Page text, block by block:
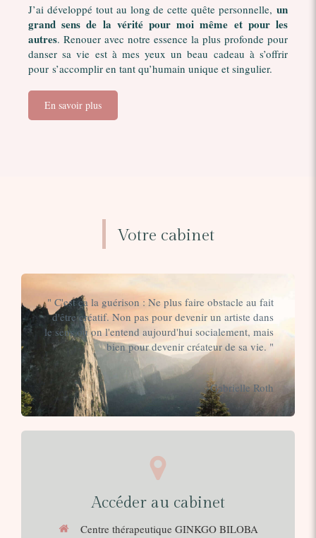
J’ai développé tout au long de cette quête personnelle, un
grand sens de la vérité pour moi même et pour les
autres. Renouer avec notre essence la plus profonde pour
danser sa vie est à mes yeux un beau cadeau à s’offrir
pour s’accomplir en tant qu’humain unique et singulier.
En savoir plus
Votre cabinet
" C'est ça la guérison : Ne plus faire obstacle au fait
d'être créatif. Non pas pour devenir un artiste dans
le sens ou on l'entend aujourd'hui socialement, mais
bien pour devenir créateur de sa vie. "
-Gabrielle Roth
Accéder au cabinet
Centre thérapeutique GINKGO BILOBA